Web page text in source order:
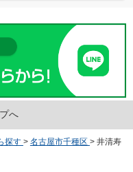
へ
探す > 名古屋市千種区 > 井清寿